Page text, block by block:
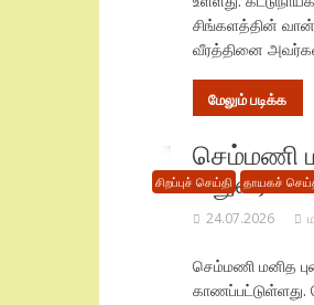
சிங்களத்தின்
வீரத்தினை
மேலும் படிக்க
சிறப்புச் செய்தி தாயகச்
செம்மணி
சிறுவரின்
24.07.2026
செம்மணி மனித
காணப்பட்டுள்ளது.